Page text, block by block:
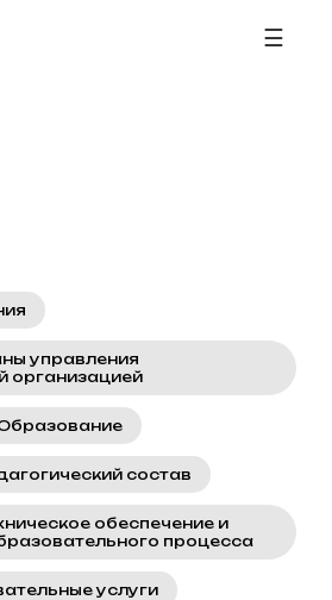
☰
управления
организацией
состав
обеспечение и
процесса
услуги